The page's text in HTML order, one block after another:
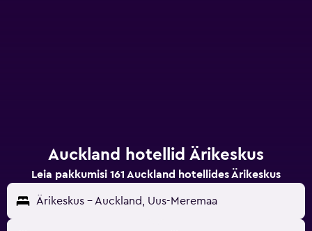
Auckland hotellid Ärikeskus
Leia pakkumisi 161 Auckland hotellides Ärikeskus
Ärikeskus - Auckland, Uus-Meremaa